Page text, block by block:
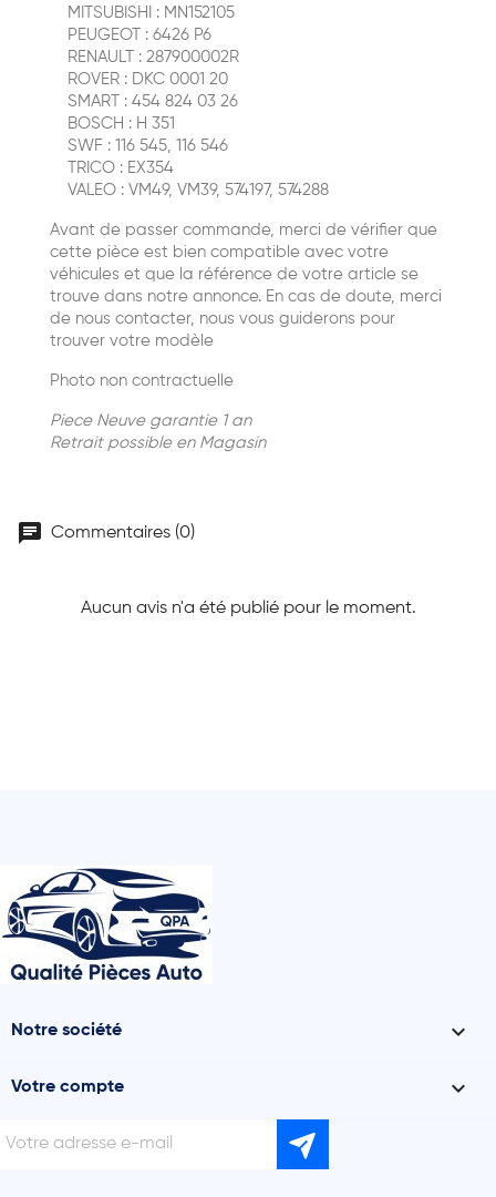
MITSUBISHI : MN152105
PEUGEOT : 6426 P6
RENAULT : 287900002R
ROVER : DKC 0001 20
SMART : 454 824 03 26
BOSCH : H 351
SWF : 116 545, 116 546
TRICO : EX354
VALEO : VM49, VM39, 574197, 574288
Avant de passer commande, merci de vérifier que
cette pièce est bien compatible avec votre
véhicules et que la référence de votre article se
trouve dans notre annonce. En cas de doute, merci
de nous contacter, nous vous guiderons pour
trouver votre modèle
Photo non contractuelle
Piece Neuve garantie 1 an
Retrait possible en Magasin
chat Commentaires (0)
Aucun avis n'a été publié pour le moment.
Notre société 
Votre compte 